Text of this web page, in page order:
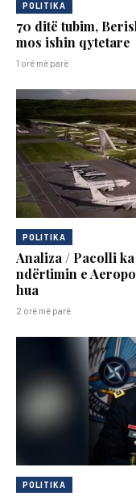
POLITIKA
70 ditë tubim,
mos ishin qytetare
1 orë më parë
POLITIKA
Analiza / Pacolli
ndërtimin e
hua
2 orë më parë
POLITIKA